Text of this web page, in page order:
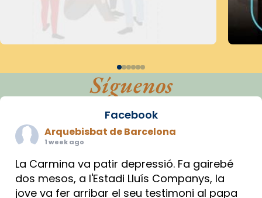
Síguenos
Facebook
Arquebisbat de Barcelona
1 week ago
La Carmina va patir depressió. Fa gairebé
dos mesos, a l'Estadi Lluís Companys, la
jove va fer arribar el seu testimoni al papa